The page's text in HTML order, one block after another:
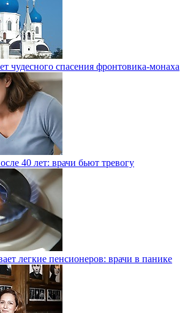
чудесного спасения фронтовика-монаха
40 лет: врачи бьют тревогу
легкие пенсионеров: врачи в панике